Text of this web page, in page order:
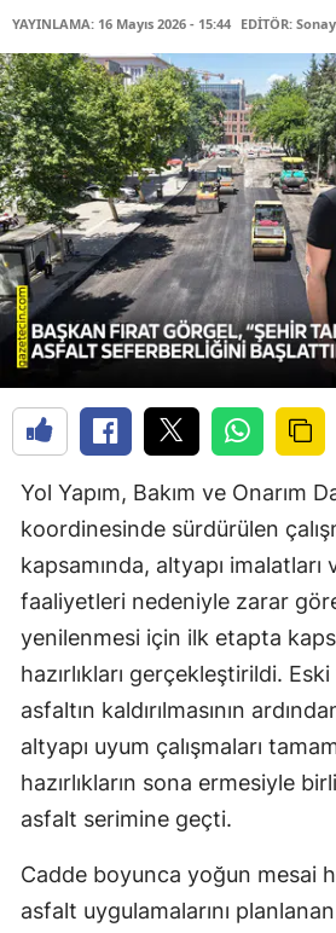
YAYINLAMA: 16 Mayıs 2026 - 15:44 EDİTÖR:
Yol Yapım, Bakım ve Onarım
koordinesinde sürdürülen
kapsamında, altyapı imalatları
faaliyetleri nedeniyle zarar
yenilenmesi için ilk etapta
hazırlıkları gerçekleştirildi.
asfaltın kaldırılmasının
altyapı uyum çalışmaları
hazırlıkların sona ermesiyle
asfalt serimine geçti.
Cadde boyunca yoğun mesai
asfalt uygulamalarını